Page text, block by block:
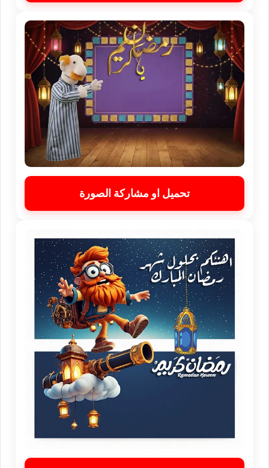
تحميل او مشاركة الصورة